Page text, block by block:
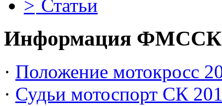
Статьи
Информация ФМССК
· Положение мотокросс
· Судьи мотоспорт СК